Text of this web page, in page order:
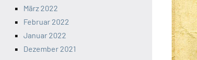
März 2022
Februar 2022
Januar 2022
Dezember 2021